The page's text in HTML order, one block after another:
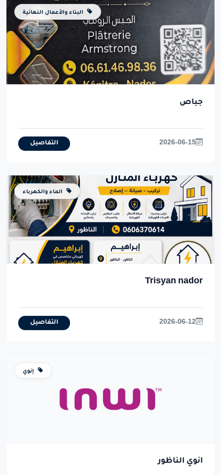
البناء والأعمال النهائية
جباص
2026-06-15 التفاصيل
الماء والكهرباء
Trisyan nador
2026-06-12 التفاصيل
إنوي
انوي الناظور